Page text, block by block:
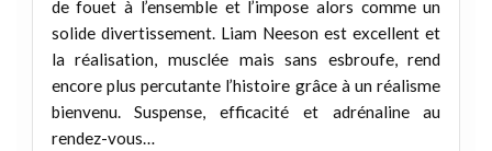
de fouet à l’ensemble et l’impose alors comme un
solide divertissement. Liam Neeson est excellent et
la réalisation, musclée mais sans esbroufe, rend
encore plus percutante l’histoire grâce à un réalisme
bienvenu. Suspense, efficacité et adrénaline au
rendez-vous…